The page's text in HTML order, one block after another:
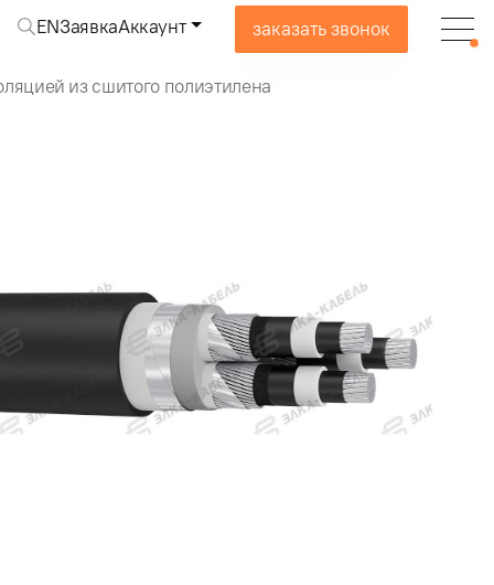
ENЗаявкаАккаунт заказать звонок
из сшитого полиэтилена